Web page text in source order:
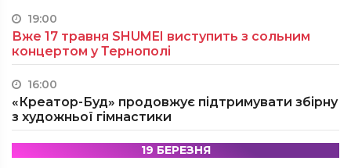
19:00
Вже 17 травня SHUMEI виступить з сольним
концертом у Тернополі
16:00
«Креатор-Буд» продовжує підтримувати збірну
з художньої гімнастики
19 БЕРЕЗНЯ